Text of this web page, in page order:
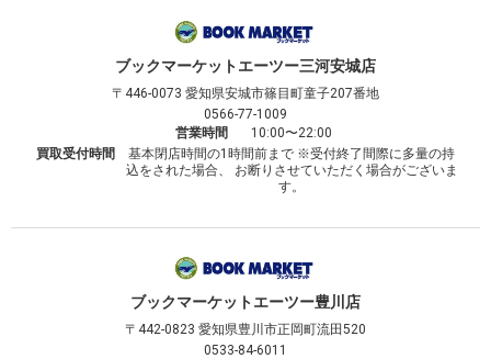
ブックマーケットエーツー三河安城店
〒446-0073 愛知県安城市篠目町童子207番地
0566-77-1009
営業時間
10:00〜22:00
買取受付時間
基本閉店時間の1時間前まで ※受付終了間際に多量の持
込をされた場合、 お断りさせていただく場合がございま
す。
ブックマーケットエーツー豊川店
〒442-0823 愛知県豊川市正岡町流田520
0533-84-6011